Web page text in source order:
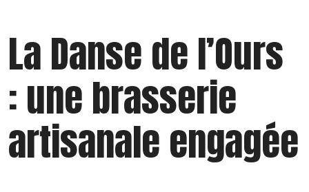
La Danse de l’Ours
: une brasserie
artisanale engagée